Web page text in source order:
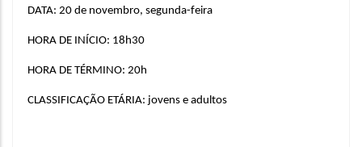
DATA: 20 de novembro, segunda-feira
HORA DE INÍCIO: 18h30
HORA DE TÉRMINO: 20h
CLASSIFICAÇÃO ETÁRIA: jovens e adultos